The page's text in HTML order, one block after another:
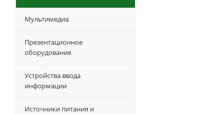
Мультимедиа
Презентационное
оборудование
Устройства ввода
информации
Источники питания и